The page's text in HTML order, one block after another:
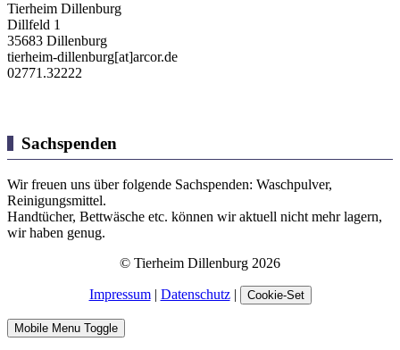
Tierheim Dillenburg
Dillfeld 1
35683 Dillenburg
tierheim-dillenburg[at]arcor.de
02771.32222
Sachspenden
Wir freuen uns über folgende Sachspenden: Waschpulver,
Reinigungsmittel.
Handtücher, Bettwäsche etc. können wir aktuell nicht mehr lagern,
wir haben genug.
© Tierheim Dillenburg 2026
Impressum| Datenschutz| Cookie-Set
Mobile Menu Toggle